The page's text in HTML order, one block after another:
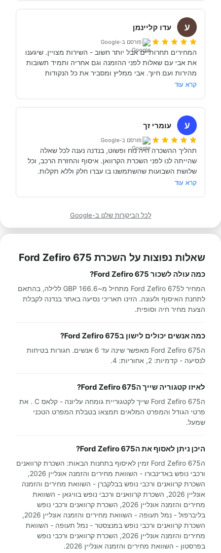
היה זמין לכל שאלה, לפני ובמהלך השהות שלנו (וכמעט ולא
השכרנו את הקרוואן בדורטמונד, בגרמניה- קיבלנו את האוטו
תודה אבי!
ע עדו קליינמן
פורסם ב-Google
קרא עוד
ע עומרי זך
פורסם ב-Google
מאוד מומלץ לכל מי שרוצה לעשות חופשה בקרוואן.
קרא עוד
לכל הביקורות שלנו ב-Google
שאלות נפוצות על השכרת Ford Zefiro 675
כמה עולה לשכור Ford Zefiro 675?
המחיר לFord Zefiro 675 מתחיל מ~166.6 GBP ללילה, בהתאם
לתחנת האיסוף ולעונה. הזינו תאריכי נסיעה באתר בנדנה לקבלת
הצעת מחיר חיה וסופית.
כמה אנשים יכולים לישון בFord Zefiro 675?
הFord Zefiro 675 מאפשר שינה עד 6 אנשים. חגורות בטיחות
לנסיעה - קדמיות: 2, אחוריות: 4.
לאיזו קטגוריה שייך הFord Zefiro 675?
הFord Zefiro 675 שייך לקטגוריית גומחה עליונה - קלאס C . את
פרטי הגודל והמפרט המלאים תמצאו בטבלת המפרט הטכני
שמעל.
היכן ניתן לאסוף את הFord Zefiro 675?
הFord Zefiro 675 זמין לאיסוף בתחנות הבאות: השכרת קרוואנים
ורכבי נופש באדינבורו - השוואת מחירים והזמנה אונליין 2026,
השכרת קרוואנים ורכבי נופש בבלקברן - השוואת מחירים והזמנה
אונליין 2026, השכרת קרוואנים ורכבי נופש בוויגאן - השוואת
מחירים והזמנה אונליין 2026, השכרת קרוואנים ורכבי נופש
בליברפול - נמל תעופה - השוואת מחירים והזמנה אונליין 2026,
השכרת קרוואנים ורכבי נופש במנצסטר - נמל תעופה - השוואת
מחירים והזמנה אונליין 2026, השכרת קרוואנים ורכבי נופש
בפרסטון - השוואת מחירים והזמנה אונליין 2026.